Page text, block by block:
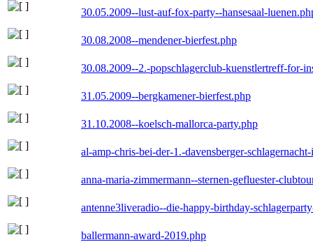
30.05.2009--lust-auf-fox-party--hansesaal-
30.08.2008--mendener-bierfest.php
30.08.2009--2.-popschlagerclub-kuenstlertreff-for-
31.05.2009--bergkamener-bierfest.php
31.10.2008--koelsch-mallorca-party.php
al-amp-chris-bei-der-1.-davensberger-
anna-maria-zimmermann--sternen-gefluester-
antenne3liveradio--die-happy-birthday-
ballermann-award-2019.php